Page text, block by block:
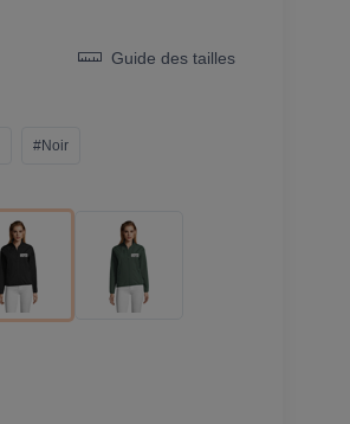
Guide des tailles
#Noir